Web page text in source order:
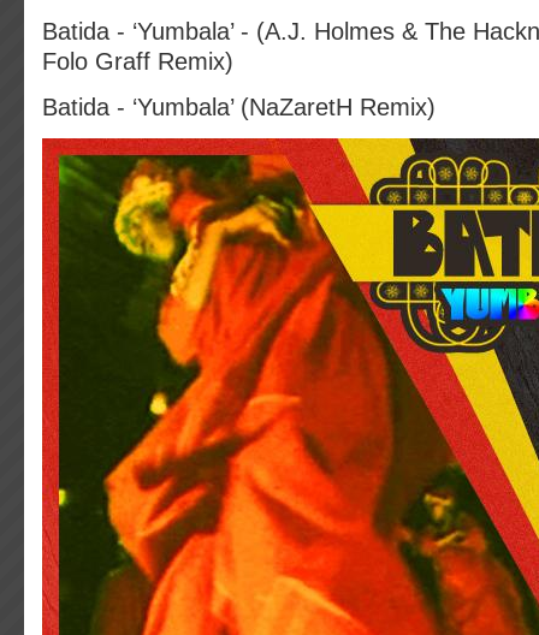
Batida - ‘Yumbala’ - (A.J. Holmes & The
Folo Graff Remix)
Batida - ‘Yumbala’ (NaZaretH Remix)